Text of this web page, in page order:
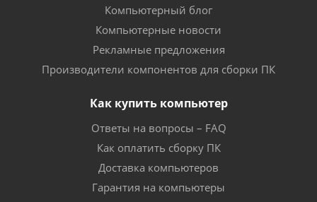
Компьютерный блог
Компьютерные новости
Рекламные предложения
Производители компонентов для сборки ПК
Как купить компьютер
Ответы на вопросы – FAQ
Как оплатить сборку ПК
Доставка компьютеров
Гарантия на компьютеры